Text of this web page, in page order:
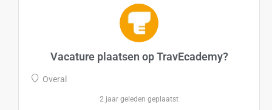
Vacature plaatsen op TravEcademy?
Overal
2 jaar geleden geplaatst